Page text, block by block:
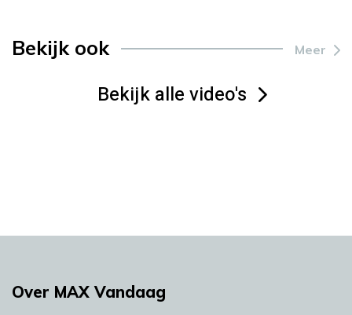
Bekijk ook Meer
Bekijk alle video's
Over MAX Vandaag